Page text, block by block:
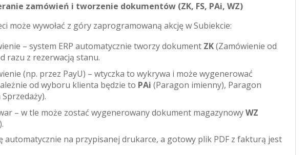
zamówień i tworzenie dokumentów (ZK, FS, PAi, WZ)
może wywołać z góry zaprogramowaną akcję w Subiekcie:
– system ERP automatycznie tworzy dokument ZK(Zamówienie od
razu z rezerwacją stanu.
(np. przez PayU) – wtyczka to wykrywa i może wygenerować
od wyboru klienta będzie to PAi (Paragon imienny), Paragon
– w tle może zostać wygenerowany dokument magazynowyWZ
automatycznie na przypisanej drukarce, a gotowy plik PDF z fakturą jest